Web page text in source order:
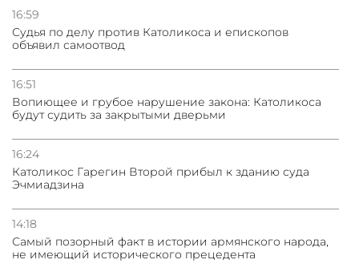
16:59
Судья по делу против Католикоса и епископов
объявил самоотвод
16:51
Вопиющее и грубое нарушение закона: Католикоса
будут судить за закрытыми дверьми
16:24
Католикос Гарегин Второй прибыл к зданию суда
Эчмиадзина
14:18
Самый позорный факт в истории армянского народа,
не имеющий исторического прецедента